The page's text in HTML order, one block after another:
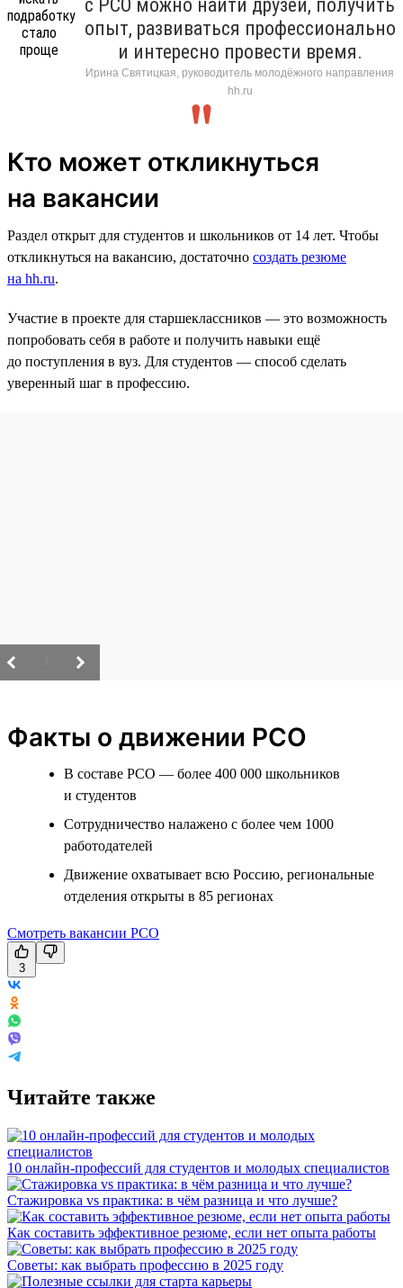
с РСО можно найти друзей, получить
опыт, развиваться профессионально
и интересно провести время.
Ирина Святицкая, руководитель молодёжного направления
hh.ru
Кто может откликнуться
на вакансии
Раздел открыт для студентов и школьников от 14 лет. Чтобы
откликнуться на вакансию, достаточно создать резюме
на hh.ru.
Участие в проекте для старшеклассников — это возможность
попробовать себя в работе и получить навыки ещё
до поступления в вуз. Для студентов — способ сделать
уверенный шаг в профессию.
Факты о движении РСО
В составе РСО — более 400 000 школьников
и студентов
Сотрудничество налажено с более чем 1000
работодателей
Движение охватывает всю Россию, региональные
отделения открыты в 85 регионах
Смотреть вакансии РСО
3
Читайте также
10 онлайн-профессий для студентов и молодых специалистов
Стажировка vs практика: в чём разница и что лучше?
Как составить эффективное резюме, если нет опыта работы
Советы: как выбрать профессию в 2025 году